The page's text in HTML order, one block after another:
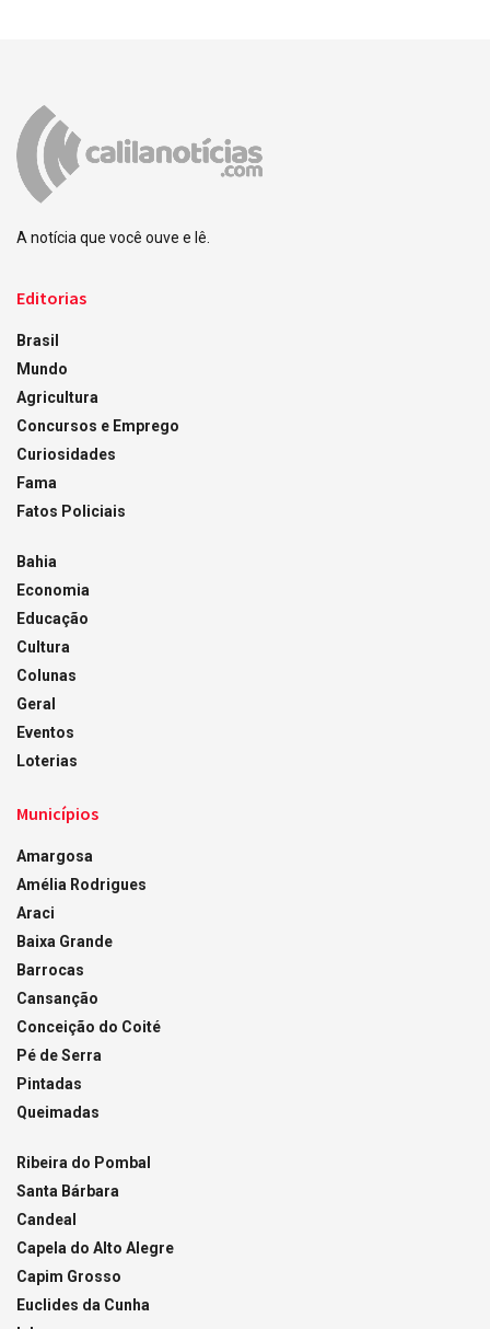
A notícia que você ouve e lê.
Editorias
Brasil
Mundo
Agricultura
Concursos e Emprego
Curiosidades
Fama
Fatos Policiais
Bahia
Economia
Educação
Cultura
Colunas
Geral
Eventos
Loterias
Municípios
Amargosa
Amélia Rodrigues
Araci
Baixa Grande
Barrocas
Cansanção
Conceição do Coité
Pé de Serra
Pintadas
Queimadas
Ribeira do Pombal
Santa Bárbara
Candeal
Capela do Alto Alegre
Capim Grosso
Euclides da Cunha